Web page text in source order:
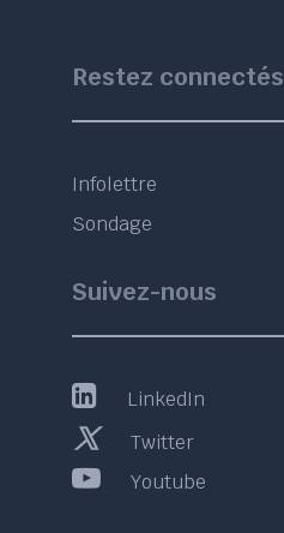
Restez connectés
Infolettre
Sondage
Suivez-nous
LinkedIn
Twitter
Youtube